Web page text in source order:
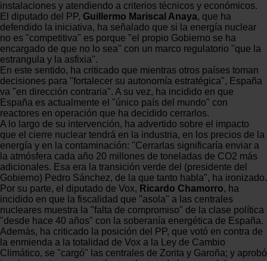
instalaciones y atendiendo a criterios técnicos y económicos.
El diputado del PP, Guillermo Mariscal Anaya, que ha
defendido la iniciativa, ha señalado que si la energía nuclear
no es "competitiva" es porque "el propio Gobierno se ha
encargado de que no lo sea" con un marco regulatorio "que la
estrangula y la asfixia".
En este sentido, ha criticado que mientras otros países toman
decisiones para "fortalecer su autonomía estratégica", España
va "en dirección contraria". A su vez, ha incidido en que
España es actualmente el "único país del mundo" con
reactores en operación que ha decidido cerrarlos.
A lo largo de su intervención, ha advertido sobre el impacto
que el cierre nuclear tendrá en la industria, en los precios de la
energía y en la contaminación: "Cerrarlas significaría enviar a
la atmósfera cada año 20 millones de toneladas de CO2 más
adicionales. Esa era la transición verde del (presidente del
Gobierno) Pedro Sánchez, de la que tanto habla", ha ironizado.
Por su parte, el diputado de Vox, Ricardo Chamorro, ha
incidido en que la fiscalidad que "asola" a las centrales
nucleares muestra la "falta de compromiso" de la clase política
"desde hace 40 años" con la soberanía energética de España.
Además, ha criticado la posición del PP, que votó en contra de
la enmienda a la totalidad de Vox a la Ley de Cambio
Climático, se "cargó" las centrales de Zorita y Garoña; y aprobó